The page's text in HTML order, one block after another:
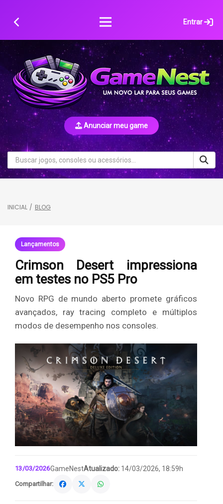
Entrar
Anunciar meu game
INICIAL / BLOG
Crimson
Desert
impressiona
em
testes
no
PS5
Pro
Lançamentos
Crimson Desert impressiona
em testes no PS5 Pro
Novo RPG de mundo aberto promete gráficos
avançados, ray tracing completo e múltiplos
modos de desempenho nos consoles.
13/03/2026GameNestAtualizado:14/03/2026, 18:59h
Compartilhar: